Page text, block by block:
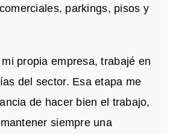
parkings, pisos y
propia empresa, trabajé en
del sector. Esa etapa me
de hacer bien el trabajo,
siempre una